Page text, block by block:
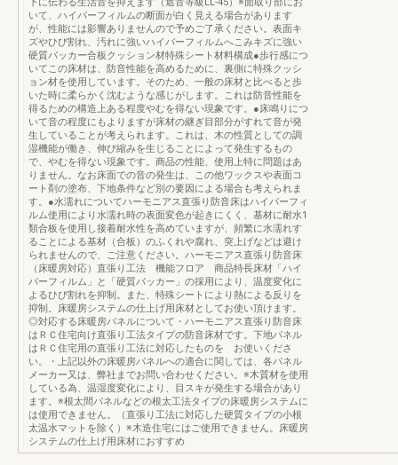
いて、ハイパーフィルムの断面が白く見える場合があります
が、性能には影響ありませんので予めご了承ください。表面キ
ズやひび割れ、汚れに強いハイパーフィルムへこみキズに強い
硬質バッカー合板クッション材特殊シート材料構成●歩行感につ
いてこの床材は、防音性能を高めるために、裏側に特殊クッシ
ョン材を使用しています。そのため、一般の床材と比べると歩
いた時に柔らかく沈むような感じがします。これは防音性能を
得るための構造上ある程度やむを得ない現象です。●床鳴りにつ
いて音の程度にもよりますが床材の継ぎ目部分がすれて音が発
生していることが考えられます。これは、木の性質としての調
湿機能が働き、伸び縮みを生じることによって発生するもの
で、やむを得ない現象です。商品の性能、使用上特に問題はあ
りません。なお床面での音の発生は、この他ワックスや表面コ
ート剤の塗布、下地条件など別の要因による場合も考えられま
す。●水濡れについてハーモニアス直張り防音床はハイパーフィ
ルム使用により水濡れ時の表面変色が起きにくく、基材に耐水1
類合板を使用し接着耐水性を高めていますが、頻繁に水濡れす
ることによる基材（合板）のふくれや腐れ、突上げなどは避け
られませんので、ご注意ください。ハーモニアス直張り防音床
（床暖房対応）直張り工法 機能フロア 商品特長床材「ハイ
パーフィルム」と「硬質バッカー」の採用により、温度変化に
よるひび割れを抑制。また、特殊シートにより熱による反りを
抑制。床暖房システムの仕上げ用床材としてお使い頂けます。
◎対応する床暖房パネルについて・ハーモニアス直張り防音床
はＲＣ住宅向け直張り工法タイプの防音床材です。下地パネル
はＲＣ住宅用の直張り工法に対応したものを お使いくださ
い。・上記以外の床暖房パネルへの適合に関しては、各パネル
メーカー又は、弊社までお問い合わせください。※木質材を使用
している為、温湿度変化により、目スキが発生する場合があり
ます。※根太間パネルなどの根太工法タイプの床暖房システムに
は使用できません。（直張り工法に対応した硬質タイプの小根
太温水マットを除く）※木造住宅にはご使用できません。床暖房
システムの仕上げ用床材におすすめ